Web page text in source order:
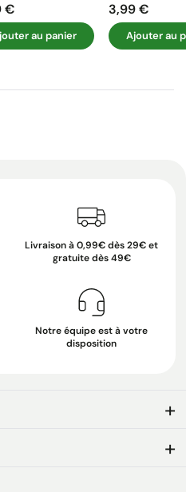
€
au panier
Prix
3,99 €
Ajouter au
Livraison à 0,99€ dès 29€ et
gratuite dès 49€
Notre équipe est à votre
disposition